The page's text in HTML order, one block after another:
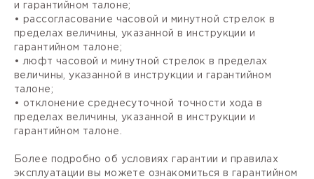
и гарантийном талоне;
• рассогласование часовой и минутной стрелок в
пределах величины, указанной в инструкции и
гарантийном талоне;
• люфт часовой и минутной стрелок в пределах
величины, указанной в инструкции и гарантийном
талоне;
• отклонение среднесуточной точности хода в
пределах величины, указанной в инструкции и
гарантийном талоне.
Более подробно об условиях гарантии и правилах
эксплуатации вы можете ознакомиться в гарантийном